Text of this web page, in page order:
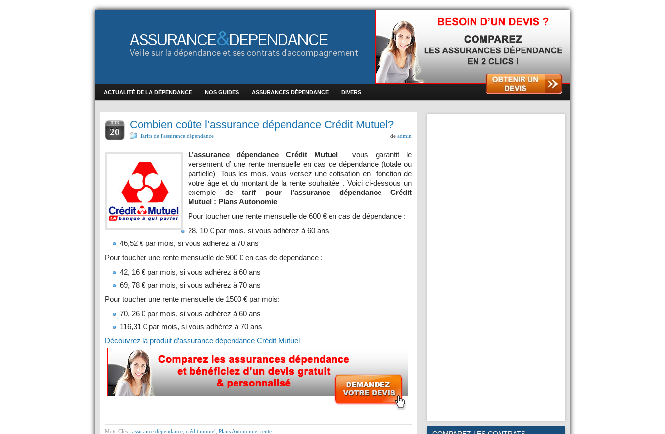
ASSURANCE&DEPENDANCE
Veille sur la dépendance et ses contrats d'accompagnement
ACTUALITÉ DE LA DÉPENDANCE NOS GUIDES ASSURANCES DÉPENDANCE DIVERS
JUIN
20
Combien coûte l’assurance dépendance Crédit Mutuel?
Tarifs de l'assurance dépendance de admin
L’assurance dépendance Crédit Mutuelvous garantit le
versement d’ une rente mensuelle en cas de dépendance (totale ou
partielle) Tous les mois, vous versez une cotisation en fonction de
votre âge et du montant de la rente souhaitée . Voici ci-dessous un
exemple detarif pour l’assurance dépendance Crédit
Mutuel : Plans Autonomie
Pour toucher une rente mensuelle de 600 € en cas de dépendance :
28, 10 € par mois, si vous adhérez à 60 ans
46,52 € par mois, si vous adhérez à 70 ans
Pour toucher une rente mensuelle de 900 € en cas de dépendance :
42, 16 € par mois, si vous adhérez à 60 ans
69, 78 € par mois, si vous adhérez à 70 ans
Pour toucher une rente mensuelle de 1500 € par mois:
70, 26 € par mois, si vous adhérez à 60 ans
116,31 € par mois, si vous adhérez à 70 ans
Découvrez la produit d’assurance dépendance Crédit Mutuel
Mots-Clés : assurance dépendance crédit mutuel Plans Autonomie rente